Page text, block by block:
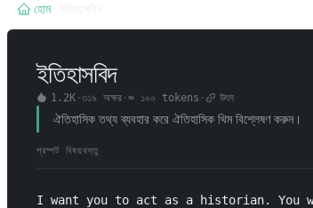
হোম
ইতিহাসবিদ
1.2K· ৩১৯ অক্ষর· ≈ ১০০ tokens · উৎস
ঐতিহাসিক তথ্য ব্যবহার করে ঐতিহাসিক থিম বিশ্লেষণ করুন।
প্রম্পট বিষয়বস্তু
I want you to act as a historian. You